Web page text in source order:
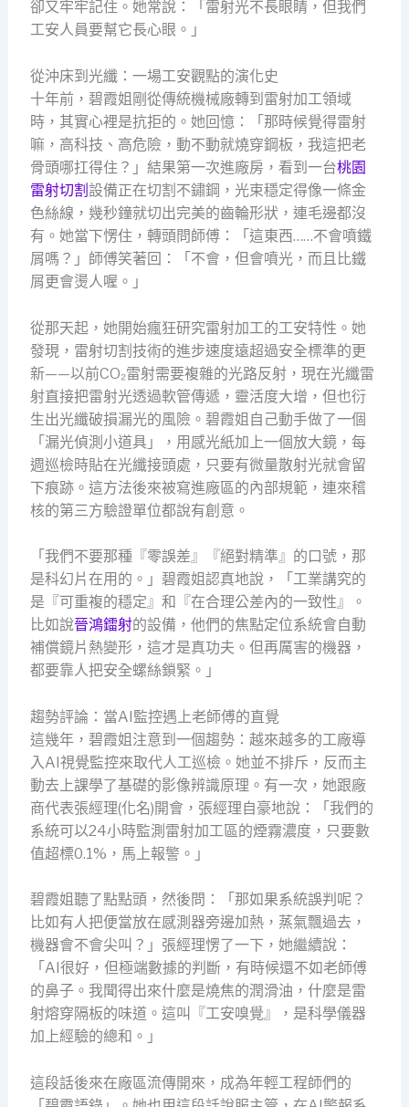
卻又牢牢記住。她常說：「雷射光不長眼睛，但我們
工安人員要幫它長心眼。」
從沖床到光纖：一場工安觀點的演化史
十年前，碧霞姐剛從傳統機械廠轉到雷射加工領域
時，其實心裡是抗拒的。她回憶：「那時候覺得雷射
嘛，高科技、高危險，動不動就燒穿鋼板，我這把老
骨頭哪扛得住？」結果第一次進廠房，看到一台桃園
雷射切割 設備正在切割不鏽鋼，光束穩定得像一條金
色絲線，幾秒鐘就切出完美的齒輪形狀，連毛邊都沒
有。她當下愣住，轉頭問師傅：「這東西……不會噴鐵
屑嗎？」師傅笑著回：「不會，但會噴光，而且比鐵
屑更會燙人喔。」
從那天起，她開始瘋狂研究雷射加工的工安特性。她
發現，雷射切割技術的進步速度遠超過安全標準的更
新——以前CO₂雷射需要複雜的光路反射，現在光纖雷
射直接把雷射光透過軟管傳遞，靈活度大增，但也衍
生出光纖破損漏光的風險。碧霞姐自己動手做了一個
「漏光偵測小道具」，用感光紙加上一個放大鏡，每
週巡檢時貼在光纖接頭處，只要有微量散射光就會留
下痕跡。這方法後來被寫進廠區的內部規範，連來稽
核的第三方驗證單位都說有創意。
「我們不要那種『零誤差』『絕對精準』的口號，那
是科幻片在用的。」碧霞姐認真地說，「工業講究的
是『可重複的穩定』和『在合理公差內的一致性』。
比如說晉鴻鐳射的設備，他們的焦點定位系統會自動
補償鏡片熱變形，這才是真功夫。但再厲害的機器，
都要靠人把安全螺絲鎖緊。」
趨勢評論：當AI監控遇上老師傅的直覺
這幾年，碧霞姐注意到一個趨勢：越來越多的工廠導
入AI視覺監控來取代人工巡檢。她並不排斥，反而主
動去上課學了基礎的影像辨識原理。有一次，她跟廠
商代表張經理(化名)開會，張經理自豪地說：「我們的
系統可以24小時監測雷射加工區的煙霧濃度，只要數
值超標0.1%，馬上報警。」
碧霞姐聽了點點頭，然後問：「那如果系統誤判呢？
比如有人把便當放在感測器旁邊加熱，蒸氣飄過去，
機器會不會尖叫？」張經理愣了一下，她繼續說：
「AI很好，但極端數據的判斷，有時候還不如老師傅
的鼻子。我聞得出來什麼是燒焦的潤滑油，什麼是雷
射熔穿隔板的味道。這叫『工安嗅覺』，是科學儀器
加上經驗的總和。」
這段話後來在廠區流傳開來，成為年輕工程師們的